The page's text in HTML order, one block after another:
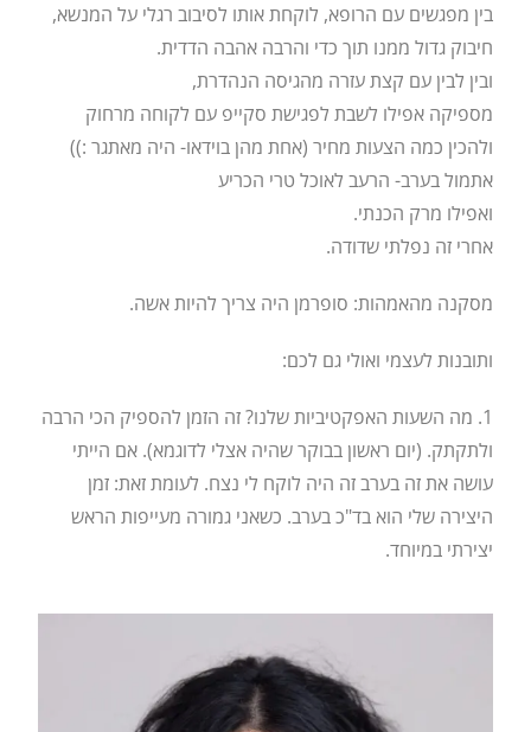
בין מפגשים עם הרופא, לוקחת אותו לסיבוב רגלי על המנשא,
חיבוק גדול ממנו תוך כדי והרבה אהבה הדדית.
ובין לבין עם קצת עזרה מהגיסה הנהדרת,
מספיקה אפילו לשבת לפגישת סקייפ עם לקוחה מרחוק
ולהכין כמה הצעות מחיר (אחת מהן בוידאו- היה מאתגר :))
אתמול בערב- הרעב לאוכל טרי הכריע
ואפילו מרק הכנתי.
אחרי זה נפלתי שדודה.
מסקנה מהאמהות: סופרמן היה צריך להיות אשה.
ותובנות לעצמי ואולי גם לכם:
1. מה השעות האפקטיביות שלנו? זה הזמן להספיק הכי הרבה
ולתקתק. (יום ראשון בבוקר שהיה אצלי לדוגמא). אם הייתי
עושה את זה בערב זה היה לוקח לי נצח. לעומת זאת: זמן
היצירה שלי הוא בד"כ בערב. כשאני גמורה מעייפות הראש
יצירתי במיוחד.